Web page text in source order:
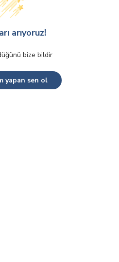
arıyoruz!
bize bildir
yapan sen ol